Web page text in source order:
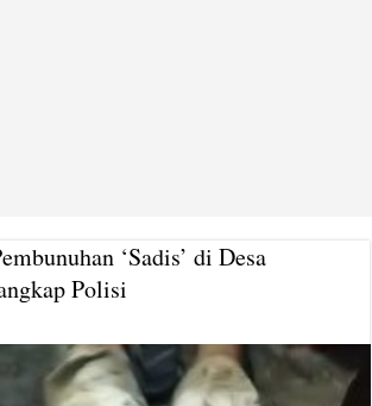
‘Sadis’ di Desa
Polisi